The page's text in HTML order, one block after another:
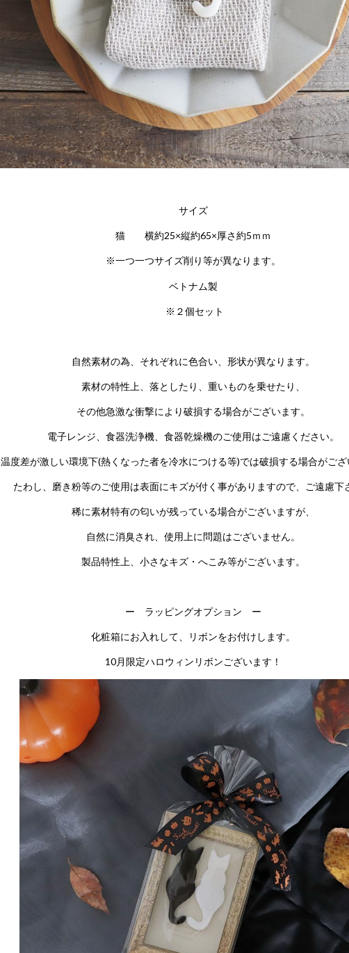
サイズ
猫 横約25×縦約65×厚さ約5ｍｍ
※一つ一つサイズ削り等が異なります。
ベトナム製
※２個セット
自然素材の為、それぞれに色合い、形状が異なります。
素材の特性上、落としたり、重いものを乗せたり、
その他急激な衝撃により破損する場合がございます。
電子レンジ、食器洗浄機、食器乾燥機のご使用はご遠慮ください。
温度差が激しい環境下(熱くなった者を冷水につける等)では破損する場合がご
たわし、磨き粉等のご使用は表面にキズが付く事がありますので、ご遠慮下
稀に素材特有の匂いが残っている場合がございますが、
自然に消臭され、使用上に問題はございません。
製品特性上、小さなキズ・へこみ等がございます。
ー ラッピングオプション ー
化粧箱にお入れして、リボンをお付けします。
10月限定ハロウィンリボンございます！